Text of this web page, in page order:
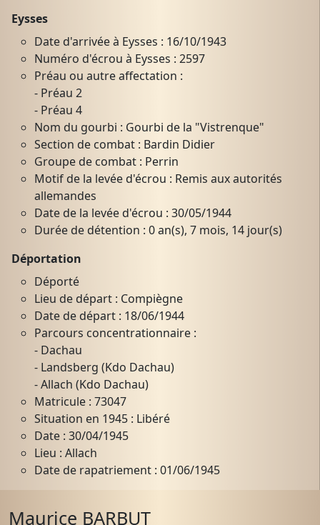
Eysses
Date d'arrivée à Eysses : 16/10/1943
Numéro d'écrou à Eysses : 2597
Préau ou autre affectation :
- Préau 2
- Préau 4
Nom du gourbi : Gourbi de la "Vistrenque"
Section de combat : Bardin Didier
Groupe de combat : Perrin
Motif de la levée d'écrou : Remis aux autorités
allemandes
Date de la levée d'écrou : 30/05/1944
Durée de détention : 0 an(s), 7 mois, 14 jour(s)
Déportation
Déporté
Lieu de départ : Compiègne
Date de départ : 18/06/1944
Parcours concentrationnaire :
- Dachau
- Landsberg (Kdo Dachau)
- Allach (Kdo Dachau)
Matricule : 73047
Situation en 1945 : Libéré
Date : 30/04/1945
Lieu : Allach
Date de rapatriement : 01/06/1945
Maurice BARBUT